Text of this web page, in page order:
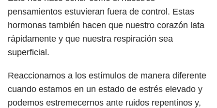
pensamientos estuvieran fuera de control. Estas
hormonas también hacen que nuestro corazón lata
rápidamente y que nuestra respiración sea
superficial.
Reaccionamos a los estímulos de manera diferente
cuando estamos en un estado de estrés elevado y
podemos estremecernos ante ruidos repentinos y,